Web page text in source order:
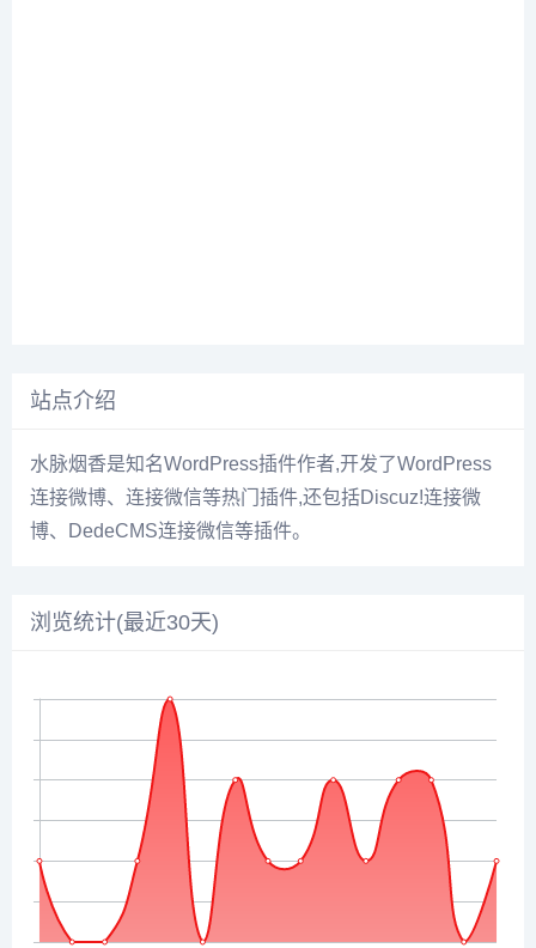
站点介绍
水脉烟香是知名WordPress插件作者,开发了WordPress
连接微博、连接微信等热门插件,还包括Discuz!连接微
博、DedeCMS连接微信等插件。
浏览统计(最近30天)